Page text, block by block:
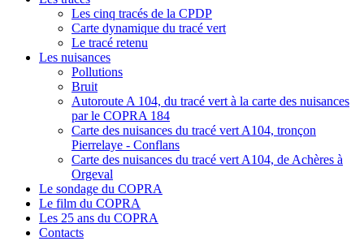
Les cinq tracés de la CPDP
Carte dynamique du tracé vert
Le tracé retenu
Les nuisances
Pollutions
Bruit
Autoroute A 104, du tracé vert à la carte des nuisances
par le COPRA 184
Carte des nuisances du tracé vert A104, tronçon
Pierrelaye - Conflans
Carte des nuisances du tracé vert A104, de Achères à
Orgeval
Le sondage du COPRA
Le film du COPRA
Les 25 ans du COPRA
Contacts